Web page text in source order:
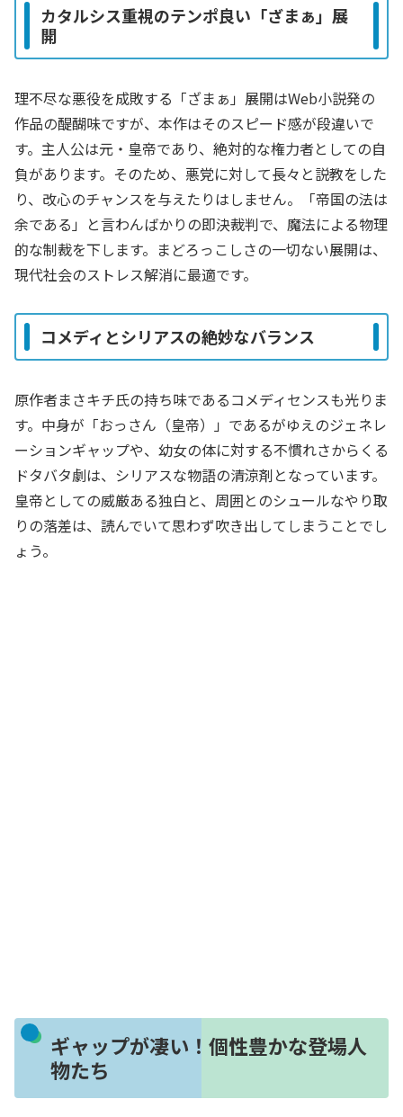
カタルシス重視のテンポ良い「ざまぁ」展
開
理不尽な悪役を成敗する「ざまぁ」展開はWeb小説発の
作品の醍醐味ですが、本作はそのスピード感が段違いで
す。主人公は元・皇帝であり、絶対的な権力者としての自
負があります。そのため、悪党に対して長々と説教をした
り、改心のチャンスを与えたりはしません。「帝国の法は
余である」と言わんばかりの即決裁判で、魔法による物理
的な制裁を下します。まどろっこしさの一切ない展開は、
現代社会のストレス解消に最適です。
コメディとシリアスの絶妙なバランス
原作者まさキチ氏の持ち味であるコメディセンスも光りま
す。中身が「おっさん（皇帝）」であるがゆえのジェネレ
ーションギャップや、幼女の体に対する不慣れさからくる
ドタバタ劇は、シリアスな物語の清涼剤となっています。
皇帝としての威厳ある独白と、周囲とのシュールなやり取
りの落差は、読んでいて思わず吹き出してしまうことでし
ょう。
ギャップが凄い！個性豊かな登場人
物たち